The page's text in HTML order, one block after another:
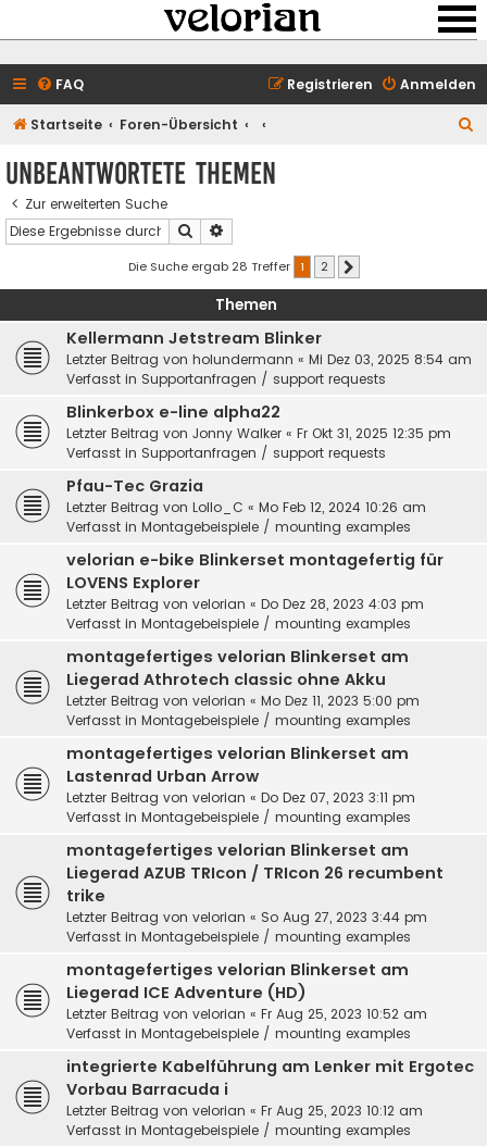
FAQ Anmelden
Registrieren
Startseite Foren-Übersicht
Unbeantwortete Themen
Zur erweiterten Suche
Suche
Die Suche ergab 28 Treffer 1 2
Themen
Kellermann Jetstream Blinker
Letzter Beitrag von holundermann « Mi Dez 03, 2025 8:54 am
Verfasst in Supportanfragen / support requests
Blinkerbox e-line alpha22
Letzter Beitrag von Jonny Walker « Fr Okt 31, 2025 12:35 pm
Verfasst in Supportanfragen / support requests
Pfau-Tec Grazia
Letzter Beitrag von Lollo_C « Mo Feb 12, 2024 10:26 am
Verfasst in Montagebeispiele / mounting examples
velorian e-bike Blinkerset montagefertig für
LOVENS Explorer
Letzter Beitrag von velorian « Do Dez 28, 2023 4:03 pm
Verfasst in Montagebeispiele / mounting examples
montagefertiges velorian Blinkerset am
Liegerad Athrotech classic ohne Akku
Letzter Beitrag von velorian « Mo Dez 11, 2023 5:00 pm
Verfasst in Montagebeispiele / mounting examples
montagefertiges velorian Blinkerset am
Lastenrad Urban Arrow
Letzter Beitrag von velorian « Do Dez 07, 2023 3:11 pm
Verfasst in Montagebeispiele / mounting examples
montagefertiges velorian Blinkerset am
Liegerad AZUB TRIcon / TRIcon 26 recumbent
trike
Letzter Beitrag von velorian « So Aug 27, 2023 3:44 pm
Verfasst in Montagebeispiele / mounting examples
montagefertiges velorian Blinkerset am
Liegerad ICE Adventure (HD)
Letzter Beitrag von velorian « Fr Aug 25, 2023 10:52 am
Verfasst in Montagebeispiele / mounting examples
integrierte Kabelführung am Lenker mit Ergotec
Vorbau Barracuda i
Letzter Beitrag von velorian « Fr Aug 25, 2023 10:12 am
Verfasst in Montagebeispiele / mounting examples